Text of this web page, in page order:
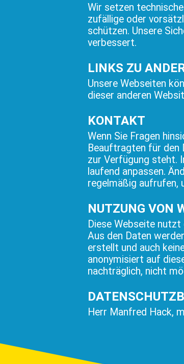
Wir setzen
zufällige oder
schützen. Unsere
verbessert.
LINKS ZU
Unsere Webseiten
dieser anderen
KONTAKT
Wenn Sie Fragen
Beauftragten für den
zur Verfügung steht.
laufend anpassen.
regelmäßig aufrufen,
NUTZUNG VON
Diese Webseite
Aus den Daten
erstellt und auch
anonymisiert auf
nachträglich, nicht
Herr Manfred Hack,